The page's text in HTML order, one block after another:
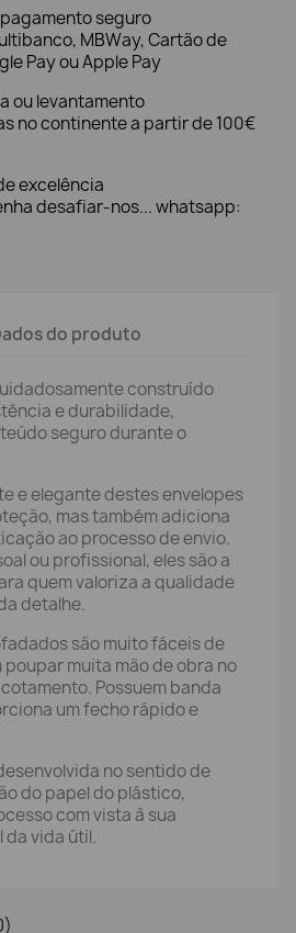
seguro
MBWay, Cartão de
Pay ou Apple Pay
ou levantamento
no continente a partir de 100€
excelência
desafiar-nos... whatsapp:
do produto
construído
e durabilidade,
seguro durante o
e elegante destes envelopes
mas também adiciona
ao processo de envio.
ou profissional, eles são a
quem valoriza a qualidade
detalhe.
são muito fáceis de
muita mão de obra no
Possuem banda
um fecho rápido e
no sentido de
do papel do plástico,
com vista à sua
da vida útil.